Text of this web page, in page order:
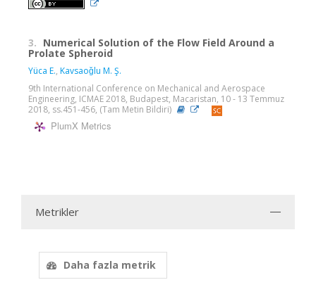
3. Numerical Solution of the Flow Field Around a
Prolate Spheroid
Yüca E., Kavsaoǧlu M. Ş.
9th International Conference on Mechanical and Aerospace
Engineering, ICMAE 2018, Budapest, Macaristan, 10 - 13 Temmuz
2018, ss.451-456, (Tam Metin Bildiri)
PlumX Metrics
Metrikler
Daha fazla metrik